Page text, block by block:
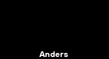
Anders